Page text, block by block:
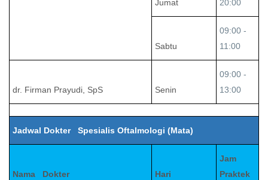
Jumat
20:00
Sabtu
09:00 -
11:00
dr. Firman Prayudi, SpS Senin
09:00 -
13:00
Jadwal Dokter Spesialis Oftalmologi (Mata)
Nama Dokter Hari
Jam
Praktek